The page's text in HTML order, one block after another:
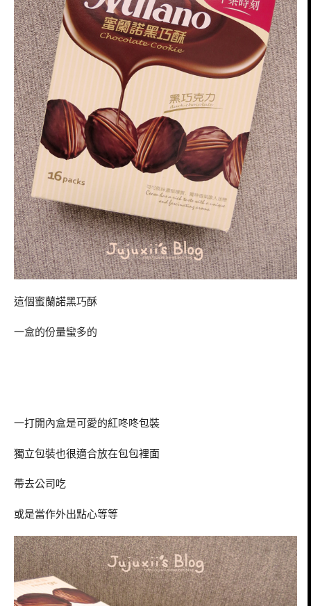
這個蜜蘭諾黑巧酥
一盒的份量蠻多的
一打開內盒是可愛的紅咚咚包裝
獨立包裝也很適合放在包包裡面
帶去公司吃
或是當作外出點心等等